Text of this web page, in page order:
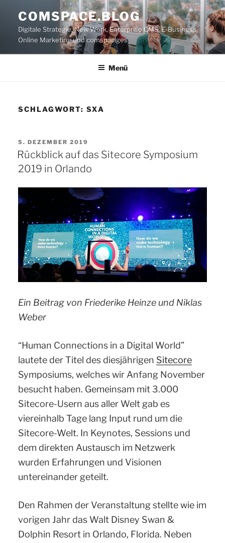
Inhalt
springen
COMSPACE.BLOG
Digitale Strategie, New Work, Enterprise CMS, E-Business,
Online Marketing und comspaciges
Menü
SCHLAGWORT: SXA
VERÖFFENTLICHT
AM
5. DEZEMBER 2019
Rückblick auf das Sitecore Symposium
2019 in Orlando
Ein Beitrag von Friederike Heinze und Niklas
Weber
“Human Connections in a Digital World”
lautete der Titel des diesjährigen Sitecore
Symposiums, welches wir Anfang November
besucht haben. Gemeinsam mit 3.000
Sitecore-Usern aus aller Welt gab es
viereinhalb Tage lang Input rund um die
Sitecore-Welt. In Keynotes, Sessions und
dem direkten Austausch im Netzwerk
wurden Erfahrungen und Visionen
untereinander geteilt.
Den Rahmen der Veranstaltung stellte wie im
vorigen Jahr das Walt Disney Swan &
Dolphin Resort in Orlando, Florida. Neben